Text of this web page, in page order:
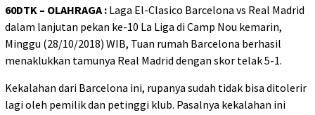
60DTK – OLAHRAGA : Laga El-Clasico Barcelona vs Real Madrid
dalam lanjutan pekan ke-10 La Liga di Camp Nou kemarin,
Minggu (28/10/2018) WIB, Tuan rumah Barcelona berhasil
menaklukkan tamunya Real Madrid dengan skor telak 5-1.
Kekalahan dari Barcelona ini, rupanya sudah tidak bisa ditolerir
lagi oleh pemilik dan petinggi klub. Pasalnya kekalahan ini